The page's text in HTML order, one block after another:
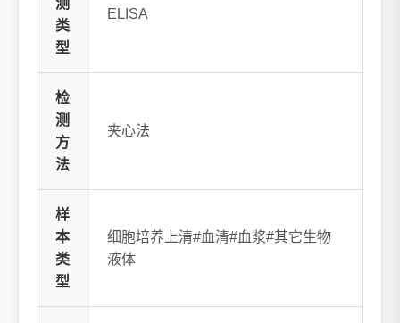
测
类
型
ELISA
检
测
方
法
夹心法
样
本
类
型
细胞培养上清#血清#血浆#其它生物
液体